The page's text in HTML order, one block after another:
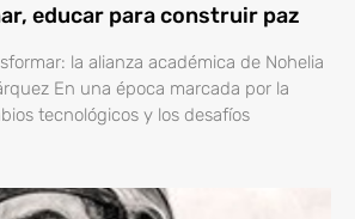
educar para construir paz
la alianza académica de Nohelia
En una época marcada por la
tecnológicos y los desafíos